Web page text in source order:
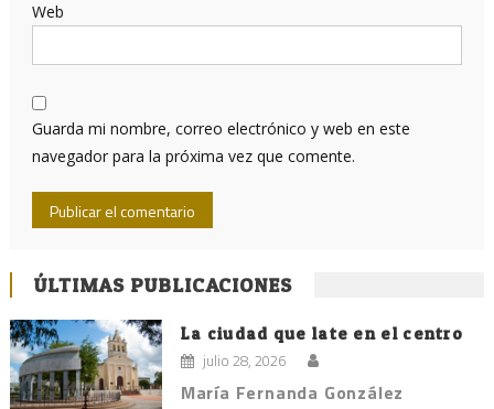
Web
Guarda mi nombre, correo electrónico y web en este
navegador para la próxima vez que comente.
ÚLTIMAS PUBLICACIONES
La ciudad que late en el centro
julio 28, 2026
María Fernanda González